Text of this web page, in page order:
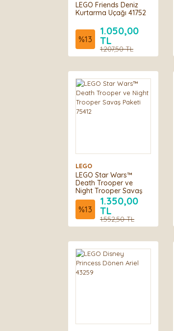
LEGO Friends Deniz
Kurtarma Uçağı 41752
%13
1.050,00
TL
1.207,50 TL
LEGO
LEGO Star Wars™
Death Trooper ve
Night Trooper Savaş
Paketi 75412
%13
1.350,00
TL
1.552,50 TL